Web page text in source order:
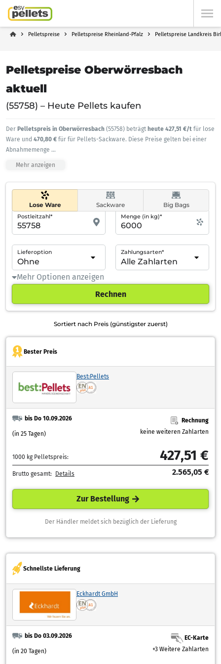
Pelletspreise Pelletspreise Rheinland-Pfalz Pelletspreise Landkreis
Pelletspreise Oberwörresbach
aktuell
(55758) – Heute Pellets kaufen
Der Pelletspreis in Oberwörresbach (55758) beträgt heute 427,51 €/t für lose
Ware und 470,80 € für für Pellets-Sackware. Diese Preise gelten bei einer
Abnahmemenge ...
Mehr anzeigen
Lose Ware Sackware Big Bags
Postleitzahl* Menge (in kg)*
Lieferoption Zahlungsarten*
Mehr Optionen anzeigen
Rechnen
Sortiert nach Preis (günstigster zuerst)
Bester Preis
Best:Pellets
bis Do 10.09.2026
(in 25 Tagen)
Rechnung
keine weiteren Zahlarten
1000 kg Pelletspreis: 427,51 €
Brutto gesamt: Details 2.565,05 €
Zur Bestellung
Der Händler meldet sich bezüglich der Lieferung
Schnellste Lieferung
Eckhardt GmbH
bis Do 03.09.2026
(in 20 Tagen)
EC-Karte
+3 Weitere Zahlarten